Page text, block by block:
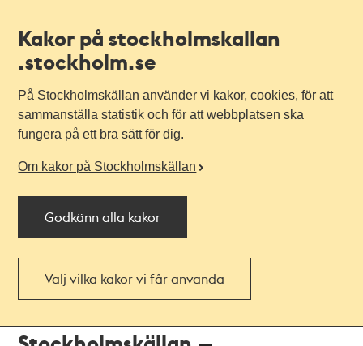
Kakor på stockholmskallan
.stockholm.se
På Stockholmskällan använder vi kakor, cookies, för att
sammanställa statistik och för att webbplatsen ska
fungera på ett bra sätt för dig.
Om kakor på Stockholmskällan
Godkänn alla kakor
Välj vilka kakor vi får använda